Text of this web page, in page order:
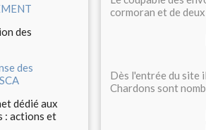
des
des
dédié aux
: actions et
cormoran et de
Dès l'entrée du site
Chardons sont